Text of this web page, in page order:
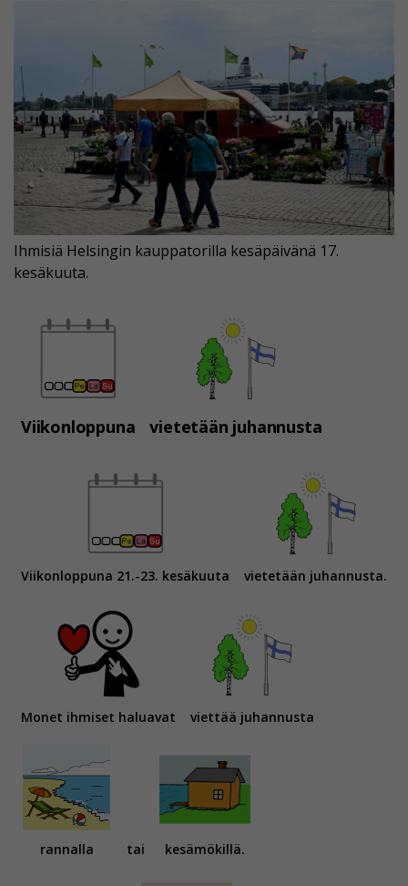
Viikonloppuna vietetään juhannusta
Ihmisiä Helsingin kauppatorilla kesäpäivänä 17.
kesäkuuta.
Viikonloppuna 21.-23. kesäkuuta vietetään juhannusta.
Monet ihmiset haluavat viettää juhannusta
rannalla tai kesämökillä.